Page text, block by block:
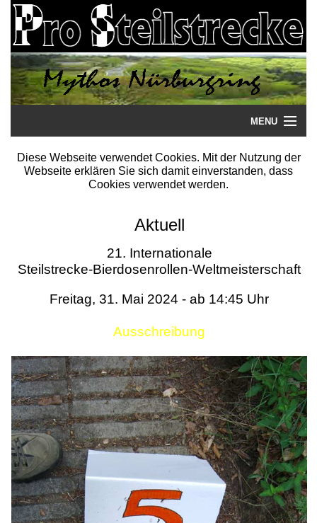
MENU
Startseite
Literatur
Termine
Diese Webseite verwendet Cookies. Mit der Nutzung der
Webseite erklären Sie sich damit einverstanden, dass
Cookies verwendet werden.
Aktuell
21. Internationale
Steilstrecke-Bierdosenrollen-Weltmeisterschaft
Freitag, 31. Mai 2024 - ab 14:45 Uhr
Ausschreibung